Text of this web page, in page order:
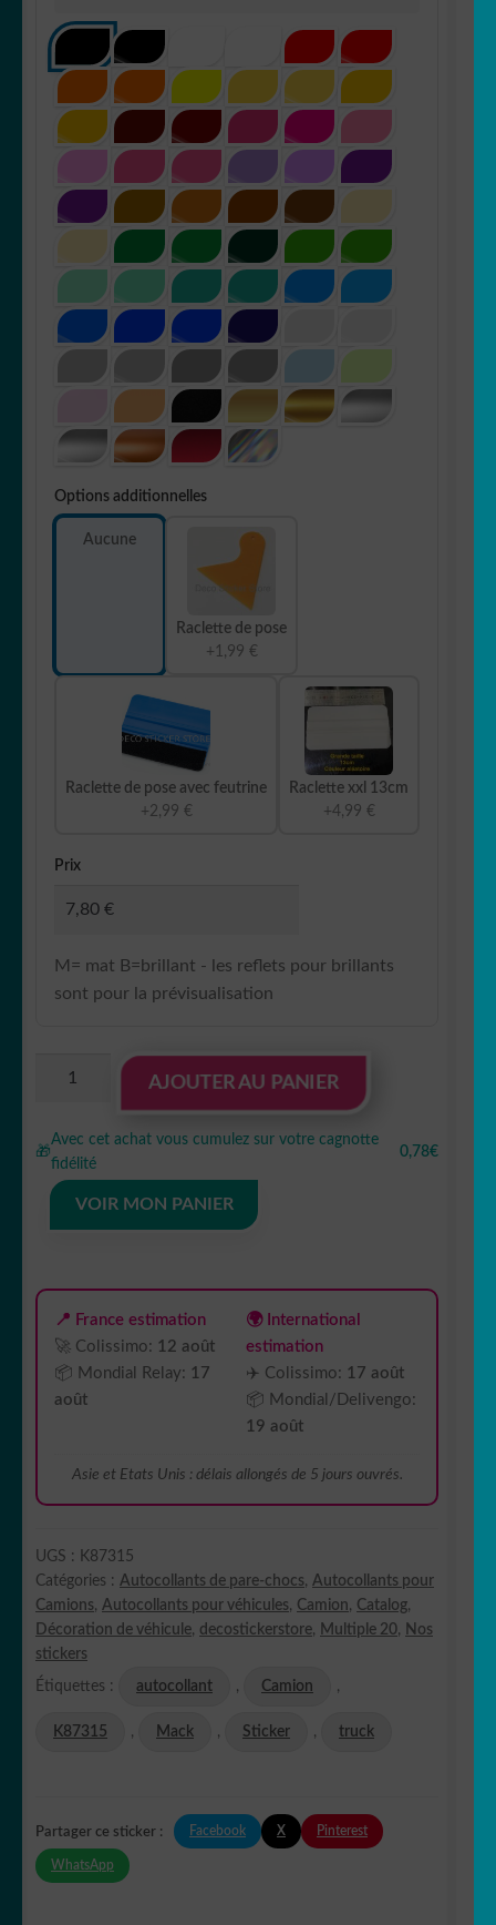
Options additionnelles
Aucune
Raclette de pose
+1,99 €
Raclette de pose avec feutrine
+2,99 €
Raclette xxl 13cm
+4,99 €
Prix
M= mat B=brillant - les reflets pour brillants
sont pour la prévisualisation
Autocollant
Mack
camion
AJOUTER AU PANIER
🎁
Avec cet achat vous cumulez sur votre cagnotte
fidélité
0,78€
VOIR MON PANIER
📍 France estimation
🚀 Colissimo: 12 août
📦 Mondial Relay: 17
août
🌍 International
estimation
✈️ Colissimo: 17 août
📦 Mondial/Delivengo:
19 août
Asie et Etats Unis : délais allongés de 5 jours ouvrés.
UGS :
K87315
Catégories : Autocollants de pare-chocs, Autocollants pour
Camions, Autocollants pour véhicules, Camion, Catalog,
Décoration de véhicule, decostickerstore, Multiple 20, Nos
stickers
Étiquettes : autocollant , Camion ,
K87315 , Mack , Sticker , truck
Partager ce sticker : Facebook X Pinterest
WhatsApp